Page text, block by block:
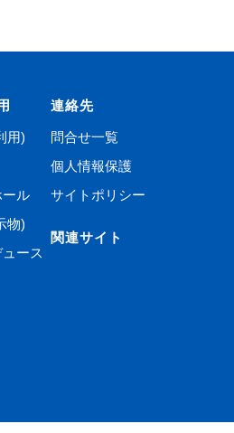
用)
ル
物)
ース
連絡先
問合せ一覧
個人情報保護
サイトポリシー
関連サイト